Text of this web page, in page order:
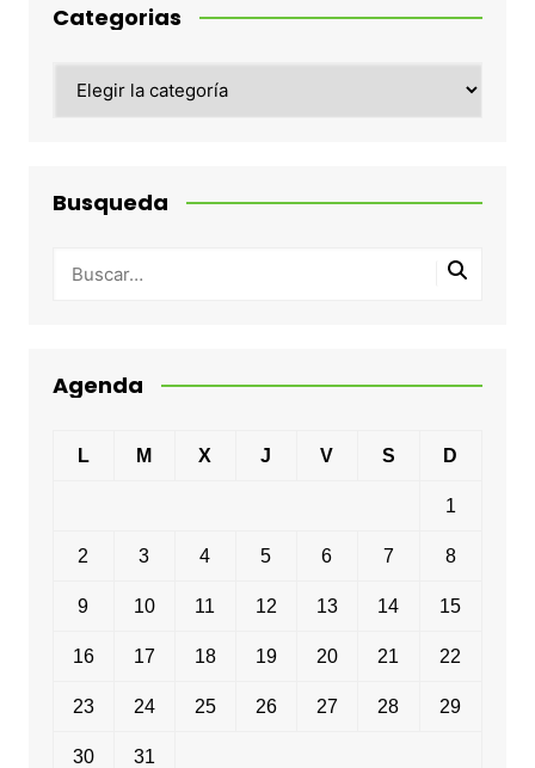
Categorias
Busqueda
Agenda
L M X J V S D
1
2 3 4 5 6 7 8
9 10 11 12 13 14 15
16 17 18 19 20 21 22
23 24 25 26 27 28 29
30 31